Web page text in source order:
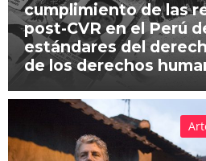
cumplimiento de las
post-CVR en el Perú
estándares del
de los derechos